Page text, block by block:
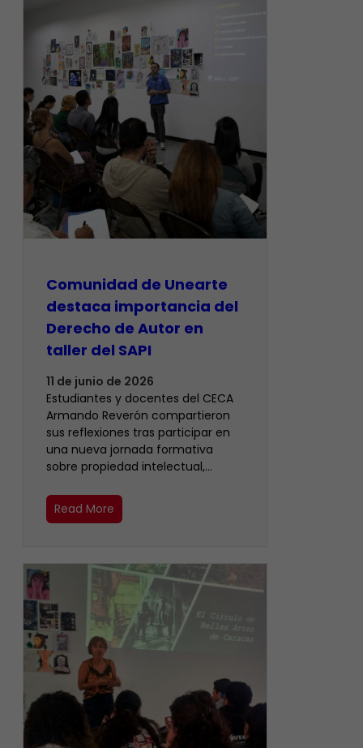
Comunidad de Unearte
destaca importancia del
Derecho de Autor en
taller del SAPI
11 de junio de 2026
Estudiantes y docentes del CECA
Armando Reverón compartieron
sus reflexiones tras participar en
una nueva jornada formativa
sobre propiedad intelectual,…
Read More